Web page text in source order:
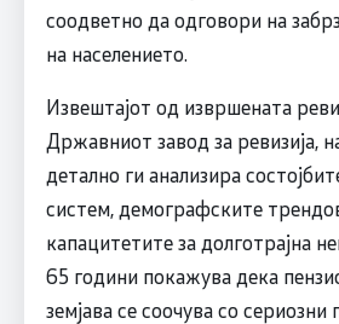
соодветно да одговори на
на населението.
Извештајот од извршената
Државниот завод за ревизија,
детално ги анализира
систем, демографските
капацитетите за долготрајна
65 години покажува дека
земјава се соочува со сериозни